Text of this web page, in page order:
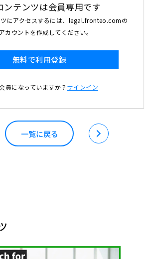
ンテンツは会員専用です
ツにアクセスするには、legal.fronteo.comの
カウントを作成してください。
無料で利用登録
員になっていますか？ サインイン
一覧に戻る